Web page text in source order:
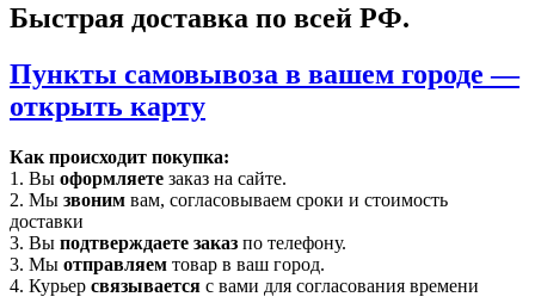
Быстрая доставка по всей РФ.
Пункты самовывоза в вашем городе —
открыть карту
Как происходит покупка:
1. Вы оформляете заказ на сайте.
2. Мы звоним вам, согласовываем сроки и стоимость
доставки
3. Вы подтверждаете заказ по телефону.
3. Мы отправляем товар в ваш город.
4. Курьер связывается с вами для согласования времени